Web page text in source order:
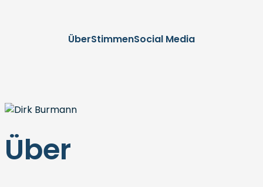
ÜberStimmenSocial Media
Über